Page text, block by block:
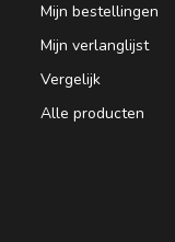
Mijn bestellingen
Mijn verlanglijst
Vergelijk
Alle producten